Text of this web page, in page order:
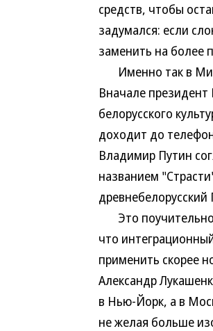
средств, чтобы
задумался: если
заменить на более
Именно так в
Вначале президент
белорусского
доходит до
Владимир Путин
названием
Это
что
применить скорее
Александр
в Нью-Йорк, а в
не желая больше